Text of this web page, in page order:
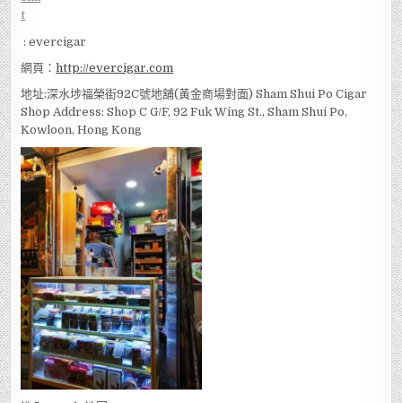
: evercigar
網頁：http://evercigar.com
地址:深水埗福榮街92C號地舖(黃金商場對面) Sham Shui Po Cigar
Shop Address: Shop C G/F, 92 Fuk Wing St., Sham Shui Po,
Kowloon, Hong Kong